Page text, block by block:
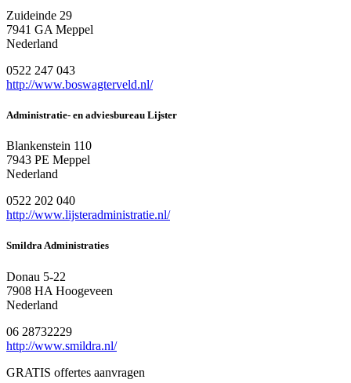
Zuideinde 29
7941 GA Meppel
Nederland
0522 247 043
http://www.boswagterveld.nl/
Administratie- en adviesbureau Lijster
Blankenstein 110
7943 PE Meppel
Nederland
0522 202 040
http://www.lijsteradministratie.nl/
Smildra Administraties
Donau 5-22
7908 HA Hoogeveen
Nederland
06 28732229
http://www.smildra.nl/
GRATIS offertes aanvragen